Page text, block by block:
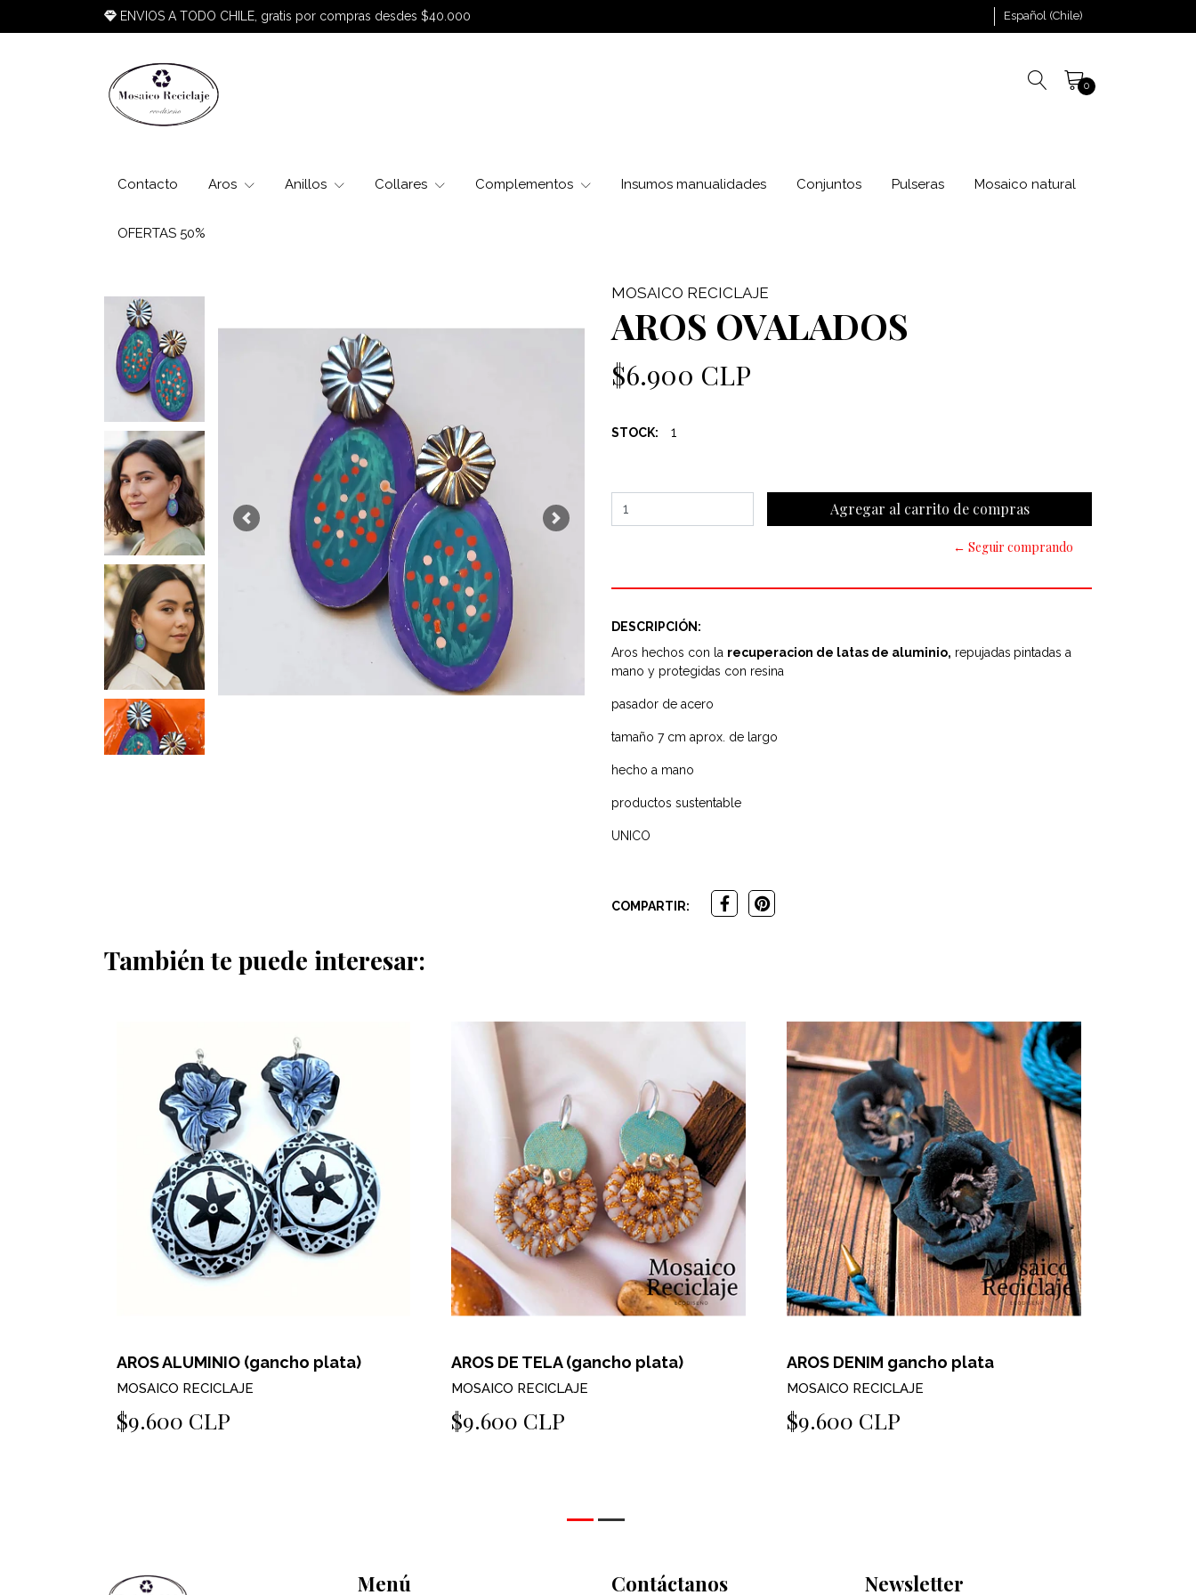
ENVIOS A TODO CHILE, gratis por compras desdes $40.000 Español (Chile)
0
Contacto Aros Anillos Collares Complementos Insumos manualidades Conjuntos Pulseras Mosaico natural
OFERTAS 50%
Previous Next
MOSAICO RECICLAJE
AROS OVALADOS
$6.900 CLP
STOCK: 1
← Seguir comprando
DESCRIPCIÓN:
Aros hechos con la recuperacion de latas de aluminio, repujadas pintadas a
mano y protegidas con resina
pasador de acero
tamaño 7 cm aprox. de largo
hecho a mano
productos sustentable
UNICO
COMPARTIR:
También te puede interesar:
AROS ALUMINIO (gancho plata)
MOSAICO RECICLAJE
$9.600 CLP
AROS DE TELA (gancho plata)
MOSAICO RECICLAJE
$9.600 CLP
AROS DENIM gancho plata
MOSAICO RECICLAJE
$9.600 CLP
Menú Contáctanos Newsletter